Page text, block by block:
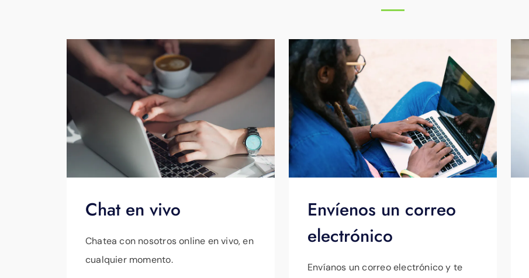
Chat en vivo
Chatea con nosotros online en vivo, en
cualquier momento.
Envíenos un correo
electrónico
Envíanos un correo electrónico y te